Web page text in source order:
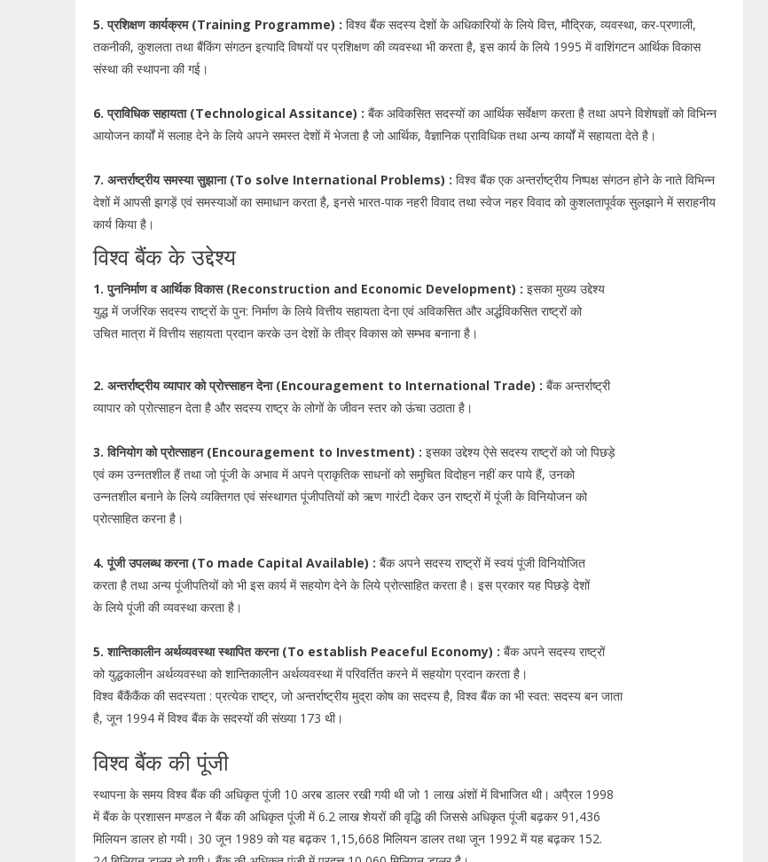
5. प्रशिक्षण कार्यक्रम (Training Programme) : विश्व बैंक सदस्य देशों के अधिकारियों के लिये वित्त, मौद्रिक, व्यवस्था, कर-प्रणाली,
तकनीकी, कुशलता तथा बैंकिंग संगठन इत्यादि विषयों पर प्रशिक्षण की व्यवस्था भी करता है, इस कार्य के लिये 1995 में वाशिंगटन आर्थिक विकास
संस्था की स्थापना की गई।
6. प्राविधिक सहायता (Technological Assitance) : बैंक अविकसित सदस्यों का आर्थिक सर्वेक्षण करता है तथा अपने विशेषज्ञों को विभिन्न
आयोजन कार्यों में सलाह देने के लिये अपने समस्त देशों में भेजता है जो आर्थिक, वैज्ञानिक प्राविधिक तथा अन्य कार्यों में सहायता देते है।
7. अन्तर्राष्ट्रीय समस्या सुझाना (To solve International Problems) : विश्व बैंक एक अन्तर्राष्ट्रीय निष्पक्ष संगठन होने के नाते विभिन्न
देशों में आपसी झगड़ें एवं समस्याओं का समाधान करता है, इनसे भारत-पाक नहरी विवाद तथा स्वेज नहर विवाद को कुशलतापूर्वक सुलझाने में सराहनीय
कार्य किया है।
विश्व बैंक के उद्देश्य
1. पुननिर्माण व आर्थिक विकास (Reconstruction and Economic Development) : इसका मुख्य उद्देश्य
युद्ध में जर्जरिक सदस्य राष्ट्रों के पुन: निर्माण के लिये वित्तीय सहायता देना एवं अविकसित और अर्द्धविकसित राष्ट्रों को
उचित मात्रा में वित्तीय सहायता प्रदान करके उन देशों के तीव्र विकास को सम्भव बनाना है।
2. अन्तर्राष्ट्रीय व्यापार को प्रोत्त्साहन देना (Encouragement to International Trade) : बैंक अन्तर्राष्ट्री
व्यापार को प्रोत्साहन देता है और सदस्य राष्ट्र के लोगों के जीवन स्तर को ऊंचा उठाता है।
3. विनियोग को प्रोत्साहन (Encouragement to Investment) : इसका उद्देश्य ऐसे सदस्य राष्ट्रों को जो पिछड़े
एवं कम उन्नतशील हैं तथा जो पूंजी के अभाव में अपने प्राकृतिक साधनों को समुचित विदोहन नहीं कर पाये हैं, उनको
उन्नतशील बनाने के लिये व्यक्तिगत एवं संस्थागत पूंजीपतियों को ऋण गारंटी देकर उन राष्ट्रों में पूंजी के विनियोजन को
प्रोत्साहित करना है।
4. पूंजी उपलब्ध करना (To made Capital Available) : बैंक अपने सदस्य राष्ट्रों में स्वयं पूंजी विनियोजित
करता है तथा अन्य पूंजीपतियों को भी इस कार्य में सहयोग देने के लिये प्रोत्साहित करता है। इस प्रकार यह पिछड़े देशों
के लिये पूंजी की व्यवस्था करता है।
5. शान्तिकालीन अर्थव्यवस्था स्थापित करना (To establish Peaceful Economy) : बैंक अपने सदस्य राष्ट्रों
को युद्धकालीन अर्थव्यवस्था को शान्तिकालीन अर्थव्यवस्था में परिवर्तित करने में सहयोग प्रदान करता है।
विश्व बैंकैंकैंक की सदस्यता : प्रत्येक राष्ट्र, जो अन्तर्राष्ट्रीय मुद्रा कोष का सदस्य है, विश्व बैंक का भी स्वत: सदस्य बन जाता
है, जून 1994 में विश्व बैंक के सदस्यों की संख्या 173 थी।
विश्व बैंक की पूंजी
स्थापना के समय विश्व बैंक की अधिकृत पूंजी 10 अरब डालर रखी गयी थी जो 1 लाख अंशों में विभाजित थी। अपै्रल 1998
में बैंक के प्रशासन मण्डल ने बैंक की अधिकृत पूंजी में 6.2 लाख शेयरों की वृद्धि की जिससे अधिकृत पूंजी बढ़कर 91,436
मिलियन डालर हो गयी। 30 जून 1989 को यह बढ़कर 1,15,668 मिलियन डालर तथा जून 1992 में यह बढ़कर 152.